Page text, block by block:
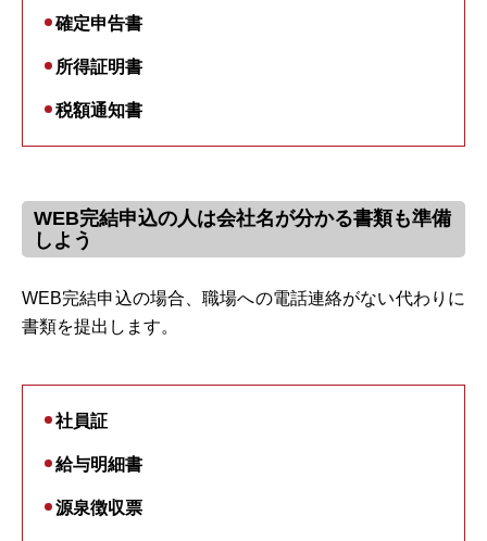
確定申告書
所得証明書
税額通知書
WEB完結申込の人は会社名が分かる書類も準備
しよう
WEB完結申込の場合、職場への電話連絡がない代わりに
書類を提出します。
社員証
給与明細書
源泉徴収票